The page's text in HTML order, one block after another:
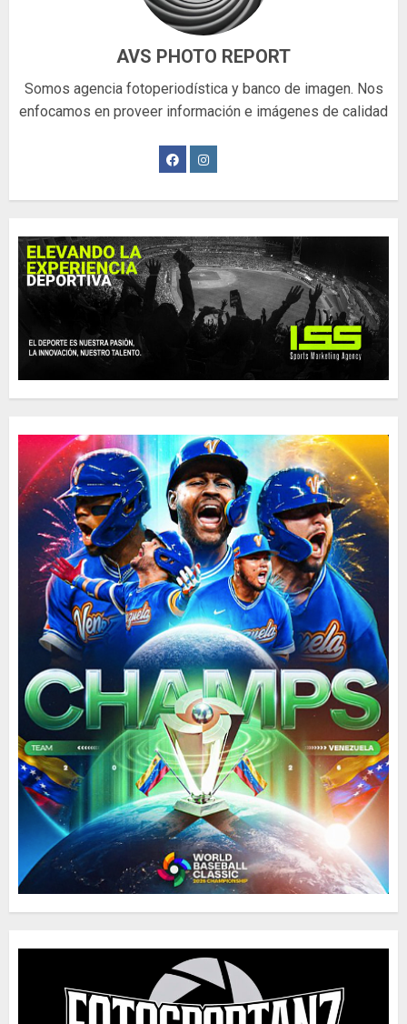
AVS PHOTO REPORT
Somos agencia fotoperiodística y banco de imagen. Nos
enfocamos en proveer información e imágenes de calidad